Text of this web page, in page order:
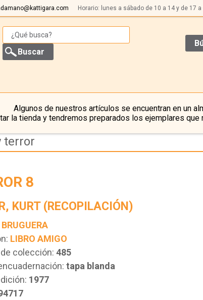
Horario: lunes a sábado de 10 a 14 y de 17 a
Algunos de nuestros artículos se encuentran en un
la tienda y tendremos preparados los ejemplares
terror
8
KURT (RECOPILACIÓN)
BRUGUERA
LIBRO AMIGO
colección: 485
tapa blanda
1977